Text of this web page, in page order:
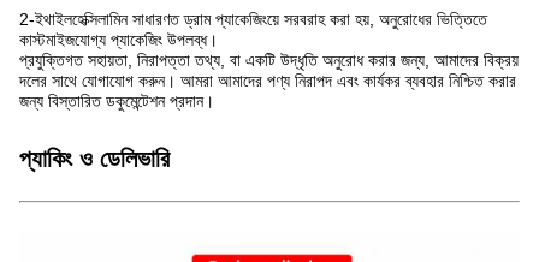
2-ইথাইলহেক্সিলামিন সাধারণত ড্রাম প্যাকেজিংয়ে সরবরাহ করা হয়, অনুরোধের ভিত্তিতে
কাস্টমাইজযোগ্য প্যাকেজিং উপলব্ধ।
প্রযুক্তিগত সহায়তা, নিরাপত্তা তথ্য, বা একটি উদ্ধৃতি অনুরোধ করার জন্য, আমাদের বিক্রয়
দলের সাথে যোগাযোগ করুন। আমরা আমাদের পণ্য নিরাপদ এবং কার্যকর ব্যবহার নিশ্চিত করার
জন্য বিস্তারিত ডকুমেন্টেশন প্রদান।
প্যাকিং ও ডেলিভারি